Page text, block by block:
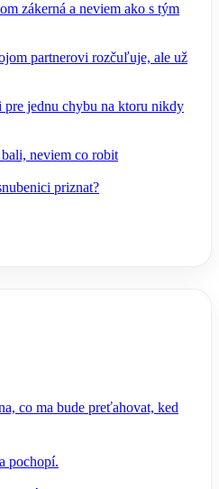
zákerná a neviem ako s tým
partnerovi rozčuľuje, ale už
pre jednu chybu na ktoru nikdy
neviem co robit
priznat?
co ma bude preťahovat, ked
pochopí.